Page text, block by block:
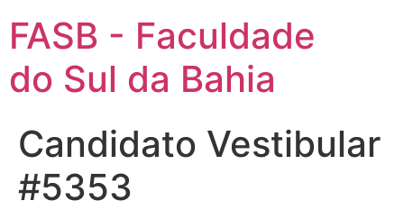
FASB - Faculdade
do Sul da Bahia
Candidato Vestibular
#5353